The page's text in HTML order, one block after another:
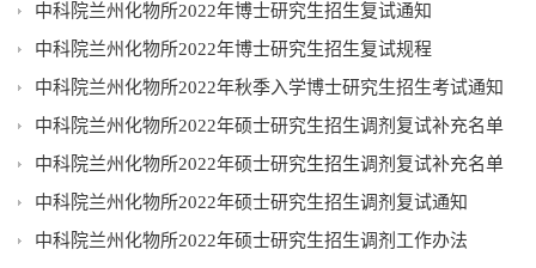
中科院兰州化物所2022年博士研究生招生复试通知
中科院兰州化物所2022年博士研究生招生复试规程
中科院兰州化物所2022年秋季入学博士研究生招生考试通知
中科院兰州化物所2022年硕士研究生招生调剂复试补充名单
中科院兰州化物所2022年硕士研究生招生调剂复试补充名单
中科院兰州化物所2022年硕士研究生招生调剂复试通知
中科院兰州化物所2022年硕士研究生招生调剂工作办法